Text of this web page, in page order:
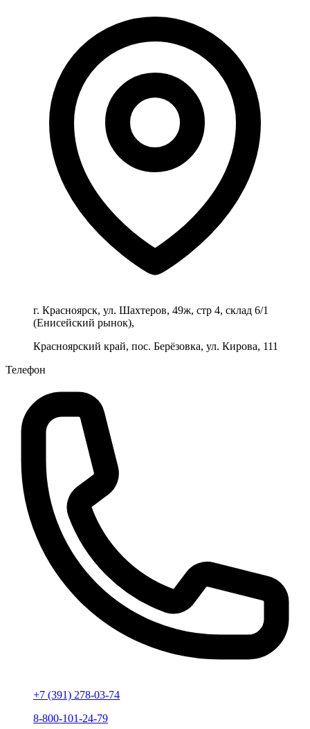
г. Красноярск, ул. Шахтеров, 49ж, стр 4, склад 6/1
(Енисейский рынок),
Красноярский край, пос. Берёзовка, ул. Кирова, 111
Телефон
+7 (391) 278-03-74
8-800-101-24-79